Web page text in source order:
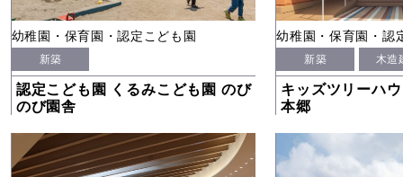
幼稚園・保育園・認定こども園
新築
認定こども園 くるみこども園 のび
のび園舎
幼稚園・保育園・認
新築 木造
キッズツリーハ
本郷